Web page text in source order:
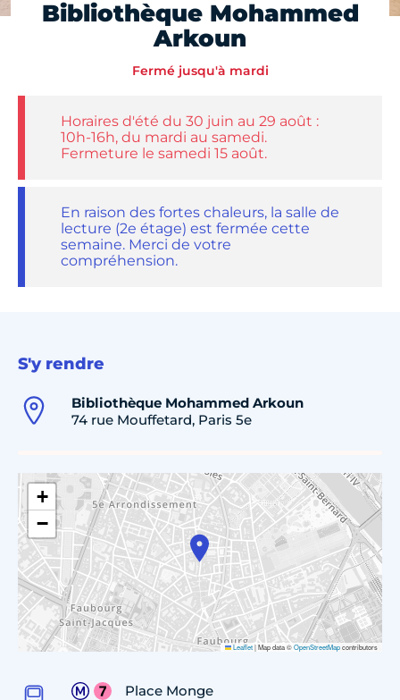
Bibliothèque Mohammed
Arkoun
Fermé jusqu'à mardi
Horaires d'été du 30 juin au 29 août :
10h-16h, du mardi au samedi.
Fermeture le samedi 15 août.
En raison des fortes chaleurs, la salle de
lecture (2e étage) est fermée cette
semaine. Merci de votre
compréhension.
S'y rendre
Bibliothèque Mohammed Arkoun
74 rue Mouffetard, Paris 5e
+
−
Leaflet|Map data ©OpenStreetMapcontributors
Place Monge